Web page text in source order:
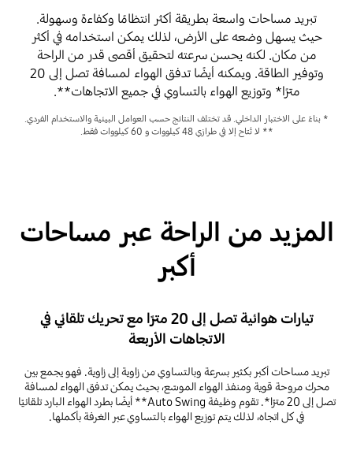
تبريد مساحات واسعة بطريقة أكثر انتظامًا وكفاءة وسهولة.
حيث يسهل وضعه على الأرض، لذلك يمكن استخدامه في أكثر
من مكان. لكنه يحسن سرعته لتحقيق أقصى قدر من الراحة
وتوفير الطاقة. ويمكنه أيضًا تدفق الهواء لمسافة تصل إلى 20
مترًا* وتوزيع الهواء بالتساوي في جميع الاتجاهات**.
* بناءً على الاختبار الداخلي. قد تختلف النتائج حسب العوامل البيئية والاستخدام الفردي.
** لا تُتاح إلا في طرازي 48 كيلووات و 60 كيلووات فقط.
المزيد من الراحة عبر مساحات
أكبر
تيارات هوائية تصل إلى 20 مترًا مع تحريك تلقائي في
الاتجاهات الأربعة
تبريد مساحات أكبر بكثير بسرعة وبالتساوي من زاوية إلى زاوية. فهو يجمع بين
محرك مروحة قوية ومنفذ الهواء الموسّع، بحيث يمكن تدفق الهواء لمسافة
تصل إلى 20 مترًا*. تقوم وظيفة Auto Swing** أيضًا بطرد الهواء البارد تلقائيًا
في كل اتجاه، لذلك يتم توزيع الهواء بالتساوي عبر الغرفة بأكملها.